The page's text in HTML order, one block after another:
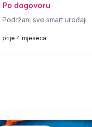
Po dogovoru
Podržani sve smart uređaji
prije 4 mjeseca